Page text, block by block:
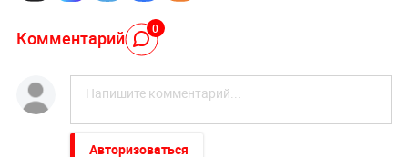
Комментарий 0
Авторизоваться